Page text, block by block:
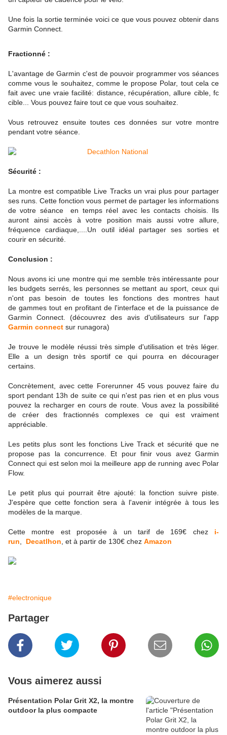
Une fois la sortie terminée voici ce que vous pouvez obtenir dans
Garmin Connect.
Fractionné :
L'avantage de Garmin c'est de pouvoir programmer vos séances
comme vous le souhaitez, comme le propose Polar, tout cela ce
fait avec une vraie facilité: distance, récupération, allure cible, fc
cible... Vous pouvez faire tout ce que vous souhaitez.
Vous retrouvez ensuite toutes ces données sur votre montre
pendant votre séance.
Sécurité :
La montre est compatible Live Tracks un vrai plus pour partager
ses runs. Cette fonction vous permet de partager les informations
de votre séance en temps réel avec les contacts choisis. Ils
auront ainsi accès à votre position mais aussi votre allure,
fréquence cardiaque,....Un outil idéal partager ses sorties et
courir en sécurité.
Conclusion :
Nous avons ici une montre qui me semble très intéressante pour
les budgets serrés, les personnes se mettant au sport, ceux qui
n'ont pas besoin de toutes les fonctions des montres haut
de gammes tout en profitant de l'interface et de la puissance de
Garmin Connect. (découvrez des avis d'utilisateurs sur l'app
Garmin connect sur runagora)
Je trouve le modèle réussi très simple d'utilisation et très léger.
Elle a un design très sportif ce qui pourra en décourager
certains.
Concrètement, avec cette Forerunner 45 vous pouvez faire du
sport pendant 13h de suite ce qui n'est pas rien et en plus vous
pouvez la recharger en cours de route. Vous avez la possibilité
de créer des fractionnés complexes ce qui est vraiment
appréciable.
Les petits plus sont les fonctions Live Track et sécurité que ne
propose pas la concurrence. Et pour finir vous avez Garmin
Connect qui est selon moi la meilleure app de running avec Polar
Flow.
Le petit plus qui pourrait être ajouté: la fonction suivre piste.
J'espère que cette fonction sera à l'avenir intégrée à tous les
modèles de la marque.
Cette montre est proposée à un tarif de 169€ chez i-
run
Decatlhon , et à partir de 130€ chez Amazon
#electronique
Partager
Vous aimerez aussi
Présentation Polar Grit X2, la montre
outdoor la plus compacte